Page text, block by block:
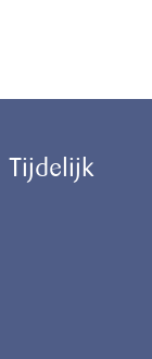
Tijdelijk